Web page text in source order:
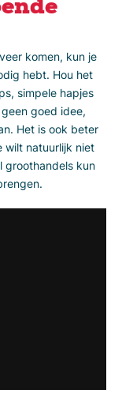
komen, kun je
hebt. Hou het
simpele hapjes
goed idee,
Het is ook beter
wilt natuurlijk niet
groothandels kun